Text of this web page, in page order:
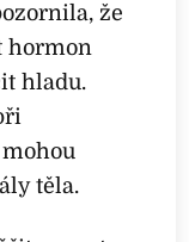
že
hormon
hladu.
těla.